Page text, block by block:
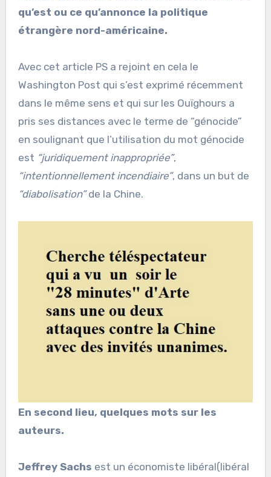
qu’est ou ce qu’annonce la politique
étrangère nord-américaine.
Avec cet article PS a rejoint en cela le
Washington Post qui s’est exprimé récemment
dans le même sens et qui sur les Ouïghours a
pris ses distances avec le terme de “génocide”
en soulignant que l’utilisation du mot génocide
est “juridiquement inappropriée”,
“intentionnellement incendiaire”, dans un but de
“diabolisation”de la Chine.
En second lieu, quelques mots sur les
auteurs.
Jeffrey Sachs est un économiste libéral(libéral